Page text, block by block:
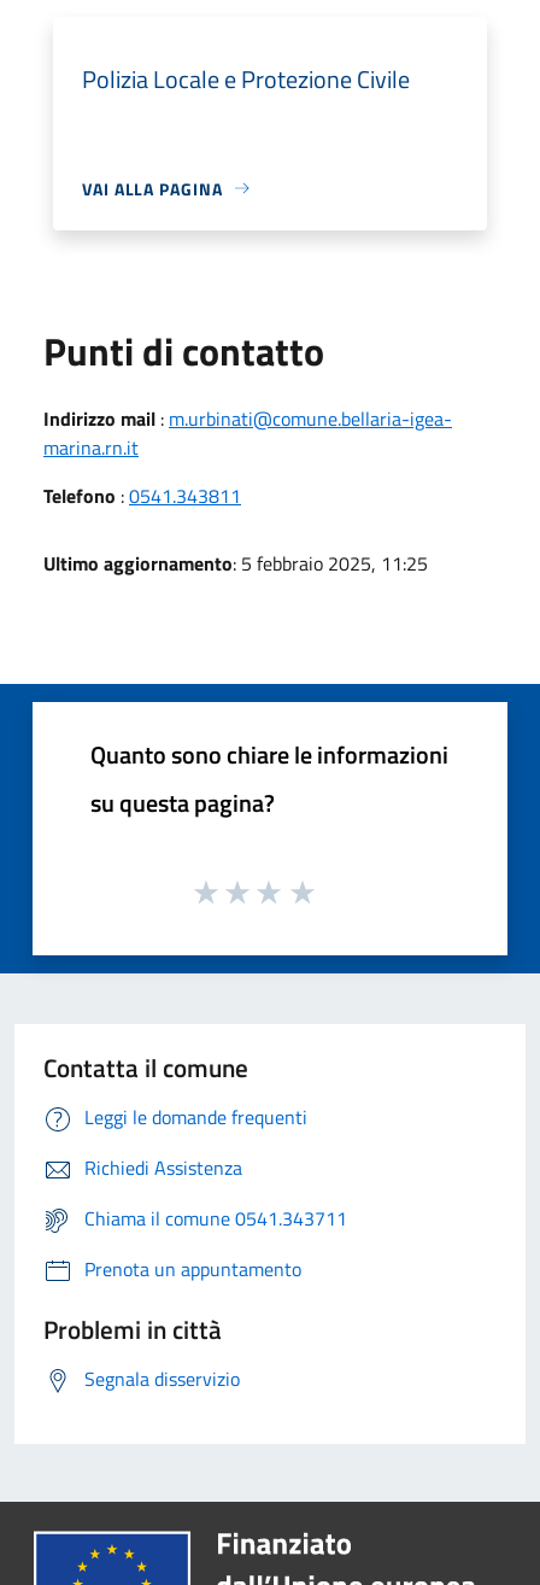
Polizia Locale e Protezione Civile
VAI ALLA PAGINA
Punti di contatto
Indirizzo mail : m.urbinati@comune.bellaria-igea-
marina.rn.it
Telefono :0541.343811
Ultimo aggiornamento: 5 febbraio 2025, 11:25
Quanto sono chiare le informazioni
su questa pagina?
Contatta il comune
Leggi le domande frequenti
Richiedi Assistenza
Chiama il comune 0541.343711
Prenota un appuntamento
Problemi in città
Segnala disservizio